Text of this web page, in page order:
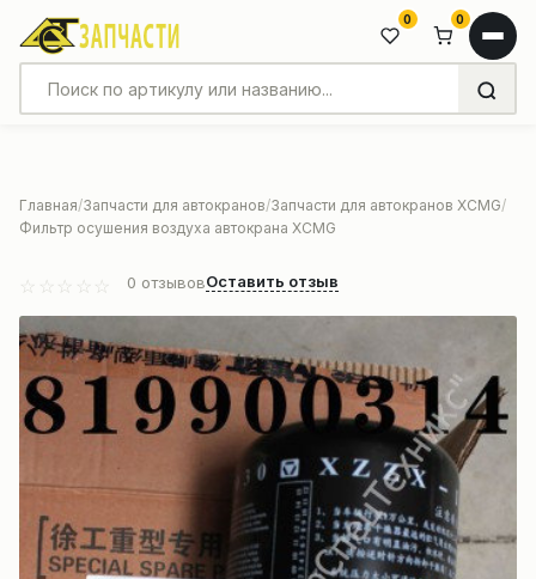
0 0
Главная Запчасти для автокранов Запчасти для автокранов XCMG
Фильтр осушения воздуха автокрана XCMG
0 отзывовОставить отзыв